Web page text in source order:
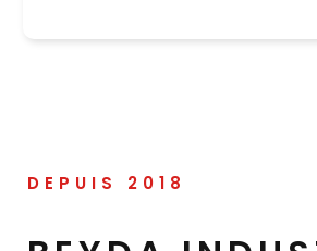
DEPUIS 2018